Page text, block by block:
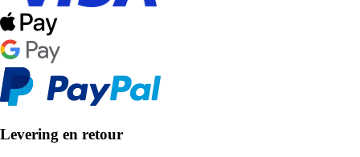
Levering en retour